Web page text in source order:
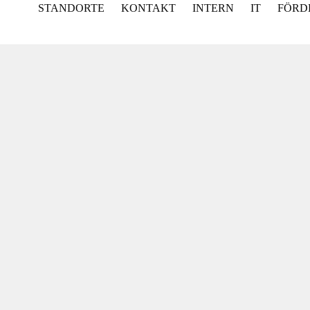
STANDORTE KONTAKT INTERN IT